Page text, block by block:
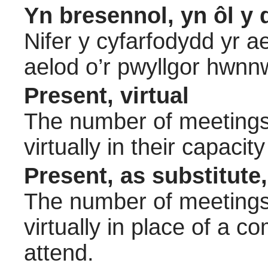
Yn bresennol, yn ôl y
Nifer y cyfarfodydd yr
aelod o’r pwyllgor
Present, virtual
The number of
virtually in their
Present, as
The number of
virtually in place of a
attend.